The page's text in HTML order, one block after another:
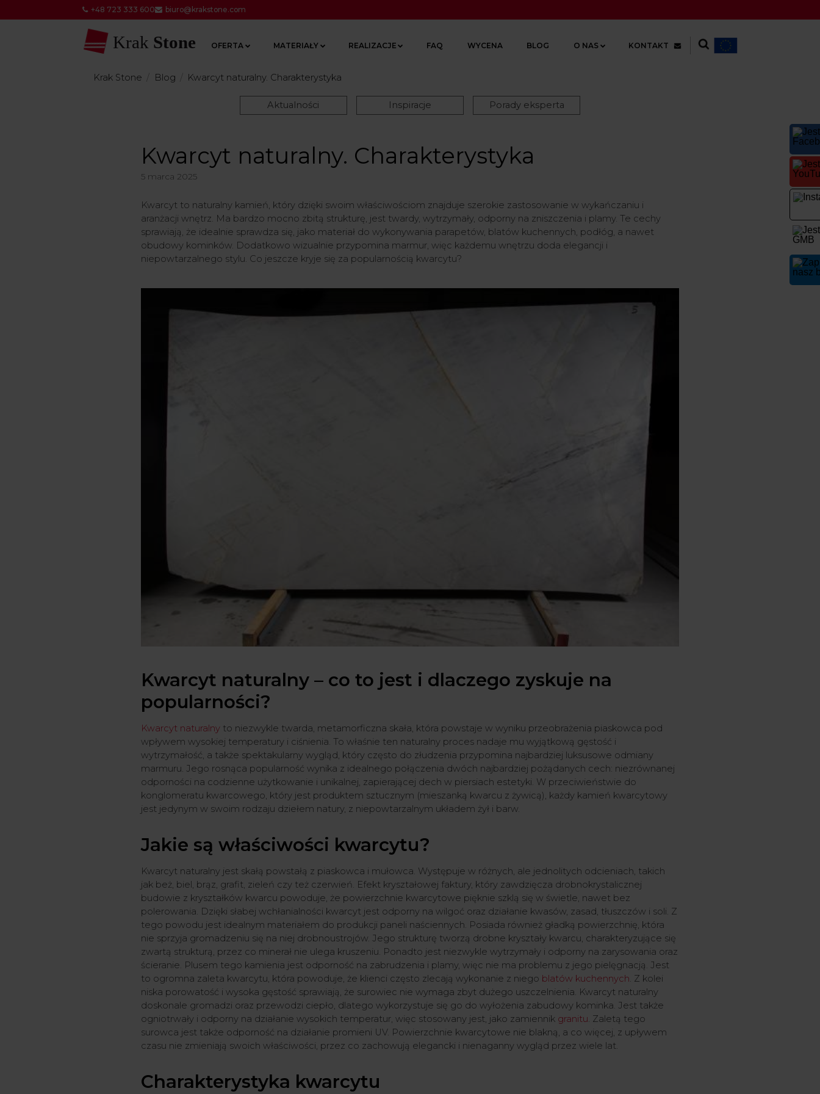
+48 723 333 600 biuro@krakstone.com
Krak Stone OFERTA MATERIAŁY REALIZACJE FAQ WYCENA BLOG O NAS KONTAKT
Krak Stone Blog Kwarcyt naturalny. Charakterystyka
Kwarcyt naturalny. Charakterystyka
5 marca 2025
Aktualności Inspiracje Porady eksperta
Kwarcyt to naturalny kamień, który dzięki swoim właściwościom znajduje szerokie zastosowanie w wykańczaniu i
aranżacji wnętrz. Ma bardzo mocno zbitą strukturę, jest twardy, wytrzymały, odporny na zniszczenia i plamy. Te cechy
sprawiają, że idealnie sprawdza się, jako materiał do wykonywania parapetów, blatów kuchennych, podłóg, a nawet
obudowy kominków. Dodatkowo wizualnie przypomina marmur, więc każdemu wnętrzu doda elegancji i
niepowtarzalnego stylu. Co jeszcze kryje się za popularnością kwarcytu?
Kwarcyt naturalny – co to jest i dlaczego zyskuje na
popularności?
Kwarcyt naturalnyto niezwykle twarda, metamorficzna skała, która powstaje w wyniku przeobrażenia piaskowca pod
wpływem wysokiej temperatury i ciśnienia. To właśnie ten naturalny proces nadaje mu wyjątkową gęstość i
wytrzymałość, a także spektakularny wygląd, który często do złudzenia przypomina najbardziej luksusowe odmiany
marmuru. Jego rosnąca popularność wynika z idealnego połączenia dwóch najbardziej pożądanych cech: niezrównanej
odporności na codzienne użytkowanie i unikalnej, zapierającej dech w piersiach estetyki. W przeciwieństwie do
konglomeratu kwarcowego, który jest produktem sztucznym (mieszanką kwarcu z żywicą), każdy kamień kwarcytowy
jest jedynym w swoim rodzaju dziełem natury, z niepowtarzalnym układem żył i barw.
Jakie są właściwości kwarcytu?
Kwarcyt naturalny jest skałą powstałą z piaskowca i mułowca. Występuje w różnych, ale jednolitych odcieniach, takich
jak beż, biel, brąz, grafit, zieleń czy też czerwień. Efekt kryształowej faktury, który zawdzięcza drobnokrystalicznej
budowie z kryształków kwarcu powoduje, że powierzchnie kwarcytowe pięknie szklą się w świetle, nawet bez
polerowania. Dzięki słabej wchłanialności kwarcyt jest odporny na wilgoć oraz działanie kwasów, zasad, tłuszczów i soli. Z
tego powodu jest idealnym materiałem do produkcji paneli naściennych. Posiada również gładką powierzchnię, która
nie sprzyja gromadzeniu się na niej drobnoustrojów. Jego strukturę tworzą drobne kryształy kwarcu, charakteryzujące się
zwartą strukturą, przez co minerał nie ulega kruszeniu. Ponadto jest niezwykle wytrzymały i odporny na zarysowania oraz
ścieranie. Plusem tego kamienia jest odporność na zabrudzenia i plamy, więc nie ma problemu z jego pielęgnacją. Jest
to ogromna zaleta kwarcytu, która powoduje, że klienci często zlecają wykonanie z niego blatów kuchennych. Z kolei
niska porowatość i wysoka gęstość sprawiają, że surowiec nie wymaga zbyt dużego uszczelnienia. Kwarcyt naturalny
doskonale gromadzi oraz przewodzi ciepło, dlatego wykorzystuje się go do wyłożenia zabudowy kominka. Jest także
ogniotrwały i odporny na działanie wysokich temperatur, więc stosowany jest, jako zamiennik granitu. Zaletą tego
surowca jest także odporność na działanie promieni UV. Powierzchnie kwarcytowe nie blakną, a co więcej, z upływem
czasu nie zmieniają swoich właściwości, przez co zachowują elegancki i nienaganny wygląd przez wiele lat.
Charakterystyka kwarcytu